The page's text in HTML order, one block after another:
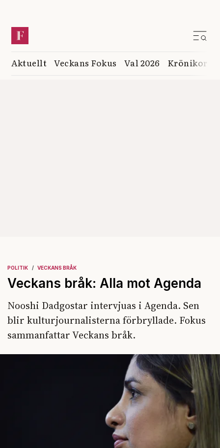
Aktuellt Veckans Fokus Val 2026 Krönikor
POLITIK VECKANS BRÅK
Veckans bråk: Alla mot Agenda
Nooshi Dadgostar intervjuas i Agenda. Sen
blir kulturjournalisterna förbryllade. Fokus
sammanfattar Veckans bråk.